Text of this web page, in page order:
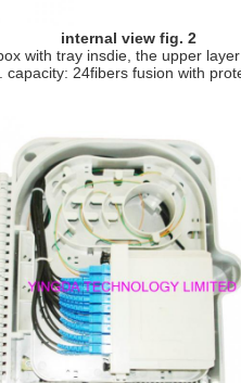
view fig. 2
with tray insdie, the upper
capacity: 24fibers fusion with